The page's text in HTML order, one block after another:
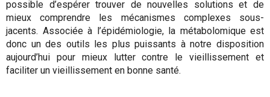
possible d’espérer trouver de nouvelles solutions et de
mieux comprendre les mécanismes complexes sous-
jacents. Associée à l’épidémiologie, la métabolomique est
donc un des outils les plus puissants à notre disposition
aujourd’hui pour mieux lutter contre le vieillissement et
faciliter un vieillissement en bonne santé.